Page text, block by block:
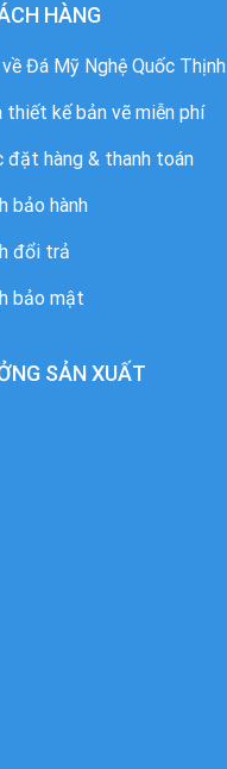
HÀNG
Đá Mỹ Nghệ Quốc Thịnh
thiết kế bản vẽ miễn phí
đặt hàng & thanh toán
bảo hành
đổi trả
bảo mật
SẢN XUẤT